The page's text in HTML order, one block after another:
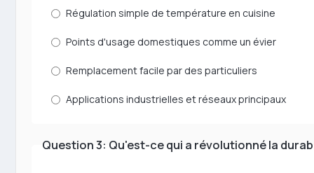
Régulation simple de température en cuisine
Points d'usage domestiques comme un évier
Remplacement facile par des particuliers
Applications industrielles et réseaux principaux
Question 3: Qu'est-ce qui a révolutionné la